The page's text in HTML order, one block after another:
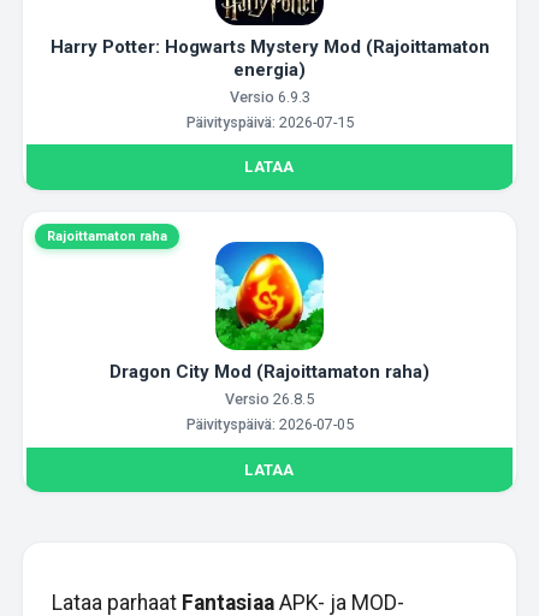
Harry Potter: Hogwarts Mystery Mod (Rajoittamaton
energia)
Versio 6.9.3
Päivityspäivä: 2026-07-15
LATAA
Rajoittamaton raha
Dragon City Mod (Rajoittamaton raha)
Versio 26.8.5
Päivityspäivä: 2026-07-05
LATAA
Lataa parhaat FantasiaaAPK- ja MOD-